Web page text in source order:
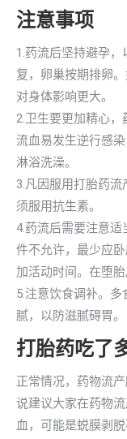
注意事项
1.药流后坚持避孕
复，卵巢按期排卵
对身体影响更大。
2.卫生要更加精心
流血易发生逆行感
淋浴洗澡。
3.凡因服用打胎药
须服用抗生素。
4.药流后需要注意
件不允许，最少应
加活动时间。在堕
5.注意饮食调补。
腻，以防滋腻碍胃。
打胎药吃了
正常情况，药物流
说建议大家在药物
血，可能是蜕膜剥